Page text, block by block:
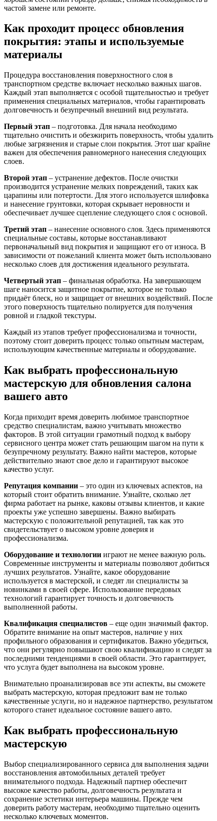
частой замене или ремонте.
Как проходит процесс обновления
покрытия: этапы и используемые
материалы
Процедура восстановления поверхностного слоя в
транспортном средстве включает несколько важных шагов.
Каждый этап выполняется с особой тщательностью и требует
применения специальных материалов, чтобы гарантировать
долговечность и безупречный внешний вид результата.
Первый этап – подготовка. Для начала необходимо
тщательно очистить и обезжирить поверхность, чтобы удалить
любые загрязнения и старые слои покрытия. Этот шаг крайне
важен для обеспечения равномерного нанесения следующих
слоев.
Второй этап – устранение дефектов. После очистки
производится устранение мелких повреждений, таких как
царапины или потертости. Для этого используется шлифовка
и нанесение грунтовки, которая скрывает неровности и
обеспечивает лучшее сцепление следующего слоя с основой.
Третий этап – нанесение основного слоя. Здесь применяются
специальные составы, которые восстанавливают
первоначальный вид покрытия и защищают его от износа. В
зависимости от пожеланий клиента может быть использовано
несколько слоев для достижения идеального результата.
Четвертый этап – финальная обработка. На завершающем
шаге наносится защитное покрытие, которое не только
придаёт блеск, но и защищает от внешних воздействий. После
этого поверхность тщательно полируется для получения
ровной и гладкой текстуры.
Каждый из этапов требует профессионализма и точности,
поэтому стоит доверить процесс только опытным мастерам,
использующим качественные материалы и оборудование.
Как выбрать профессиональную
мастерскую для обновления салона
вашего авто
Когда приходит время доверить любимое транспортное
средство специалистам, важно учитывать множество
факторов. В этой ситуации грамотный подход к выбору
сервисного центра может стать решающим шагом на пути к
безупречному результату. Важно найти мастеров, которые
действительно знают свое дело и гарантируют высокое
качество услуг.
Репутация компании – это один из ключевых аспектов, на
который стоит обратить внимание. Узнайте, сколько лет
фирма работает на рынке, каковы отзывы клиентов, и какие
проекты уже успешно завершены. Важно выбирать
мастерскую с положительной репутацией, так как это
свидетельствует о высоком уровне доверия и
профессионализма.
Оборудование и технологии играют не менее важную роль.
Современные инструменты и материалы позволяют добиться
лучших результатов. Узнайте, какое оборудование
используется в мастерской, и следят ли специалисты за
новинками в своей сфере. Использование передовых
технологий гарантирует точность и долговечность
выполненной работы.
Квалификация специалистов – еще один значимый фактор.
Обратите внимание на опыт мастеров, наличие у них
профильного образования и сертификатов. Важно убедиться,
что они регулярно повышают свою квалификацию и следят за
последними тенденциями в своей области. Это гарантирует,
что услуга будет выполнена на высоком уровне.
Внимательно проанализировав все эти аспекты, вы сможете
выбрать мастерскую, которая предложит вам не только
качественные услуги, но и надежное партнерство, результатом
которого станет идеальное состояние вашего авто.
Как выбрать профессиональную
мастерскую
Выбор специализированного сервиса для выполнения задачи
восстановления автомобильных деталей требует
внимательного подхода. Надежный партнер обеспечит
высокое качество работы, долговечность результата и
сохранение эстетики интерьера машины. Прежде чем
доверить работу мастерам, необходимо тщательно оценить
несколько ключевых моментов.